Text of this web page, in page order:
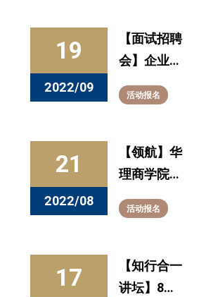
聘会正式启
动
19
2022/09
【面试招聘
会】企业邀
请函 | 华东
理工大学
业生系列招
聘活动-重
活动报名
21
2022/08
【领航】华
理商学院
2022级专
业学位研究
入学导向
活动报名
17
【知行合一
讲坛】8月